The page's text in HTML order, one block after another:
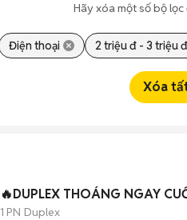
Hãy xóa một số bộ
Điện thoại 2 triệu đ - 3 triệu đ
Xóa
🔥DUPLEX THOÁNG NGAY
1 PN Duplex